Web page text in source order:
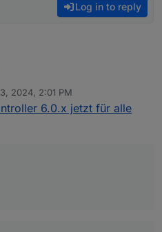
Log in to reply
2024, 2:01 PM
6.0.x jetzt für alle